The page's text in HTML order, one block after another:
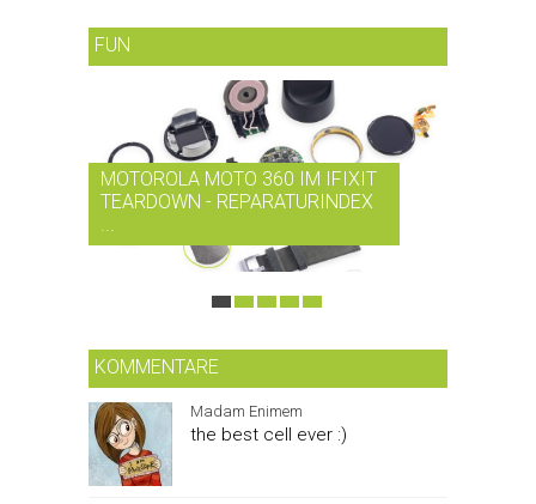
FUN
MOTOROLA MOTO 360 IM IFIXIT
TEARDOWN - REPARATURINDEX
KOMMENTARE
Madam Enimem
the best cell ever :)